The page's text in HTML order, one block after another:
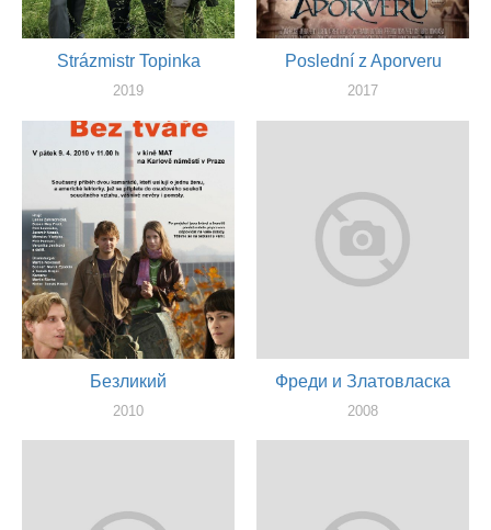
Strázmistr Topinka
2019
Poslední z Aporveru
2017
Безликий
2010
Фреди и Златовласка
2008